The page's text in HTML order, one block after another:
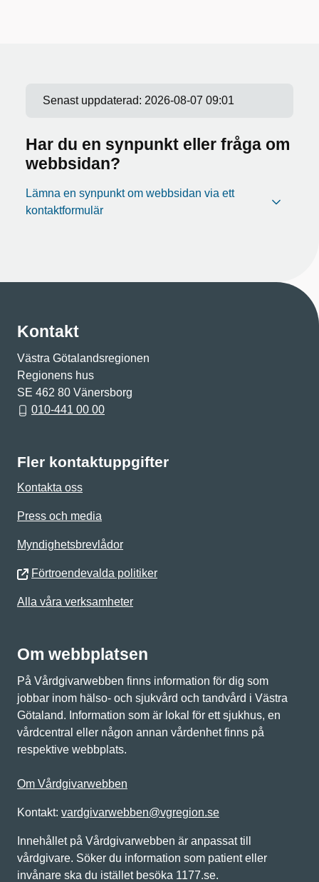
Senast uppdaterad: 2026-08-07 09:01
Har du en synpunkt eller fråga om
webbsidan?
Lämna en synpunkt om webbsidan via ett
kontaktformulär
Kontakt
Västra Götalandsregionen
Regionens hus
SE 462 80 Vänersborg
010-441 00 00
Fler kontaktuppgifter
Kontakta oss
Press och media
Myndighetsbrevlådor
Förtroendevalda politiker
Alla våra verksamheter
Om webbplatsen
På Vårdgivarwebben finns information för dig som
jobbar inom hälso- och sjukvård och tandvård i Västra
Götaland. Information som är lokal för ett sjukhus, en
vårdcentral eller någon annan vårdenhet finns på
respektive webbplats.
Om Vårdgivarwebben
Kontakt: vardgivarwebben@vgregion.se
Innehållet på Vårdgivarwebben är anpassat till
vårdgivare. Söker du information som patient eller
invånare ska du istället besöka 1177.se.